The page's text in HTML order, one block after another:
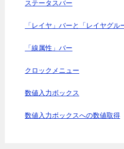
ステータスバー
「レイヤ」バーと「レイヤグル
「線属性」バー
クロックメニュー
数値入力ボックス
数値入力ボックスへの数値取得